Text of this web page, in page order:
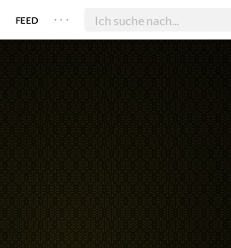
FEED . . .